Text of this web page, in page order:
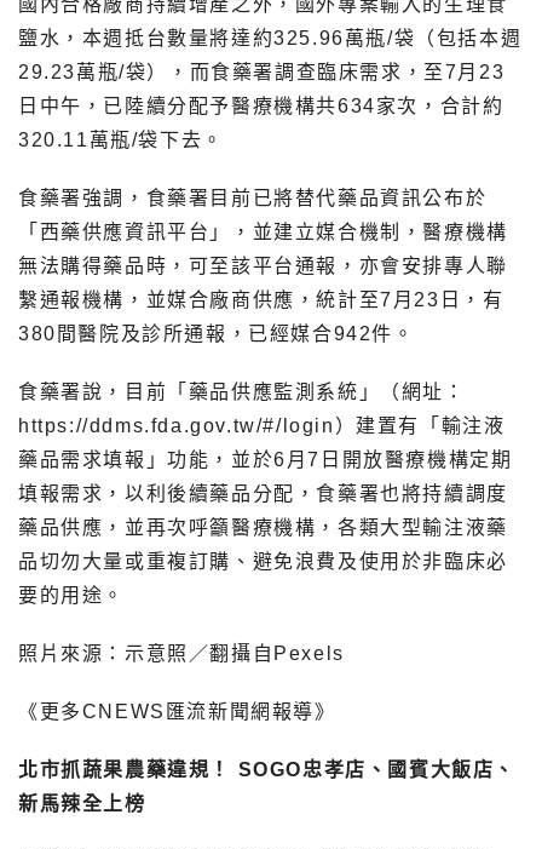
鹽水，本週抵台數量將達約325.96萬瓶/袋（包括本週
29.23萬瓶/袋），而食藥署調查臨床需求，至7月23
日中午，已陸續分配予醫療機構共634家次，合計約
320.11萬瓶/袋下去。
食藥署強調，食藥署目前已將替代藥品資訊公布於
「西藥供應資訊平台」，並建立媒合機制，醫療機構
無法購得藥品時，可至該平台通報，亦會安排專人聯
繫通報機構，並媒合廠商供應，統計至7月23日，有
380間醫院及診所通報，已經媒合942件。
食藥署說，目前「藥品供應監測系統」（網址：
https://ddms.fda.gov.tw/#/login）建置有「輸注液
藥品需求填報」功能，並於6月7日開放醫療機構定期
填報需求，以利後續藥品分配，食藥署也將持續調度
藥品供應，並再次呼籲醫療機構，各類大型輸注液藥
品切勿大量或重複訂購、避免浪費及使用於非臨床必
要的用途。
照片來源：示意照／翻攝自Pexels
《更多CNEWS匯流新聞網報導》
北市抓蔬果農藥違規！ SOGO忠孝店、國賓大飯店、
新馬辣全上榜